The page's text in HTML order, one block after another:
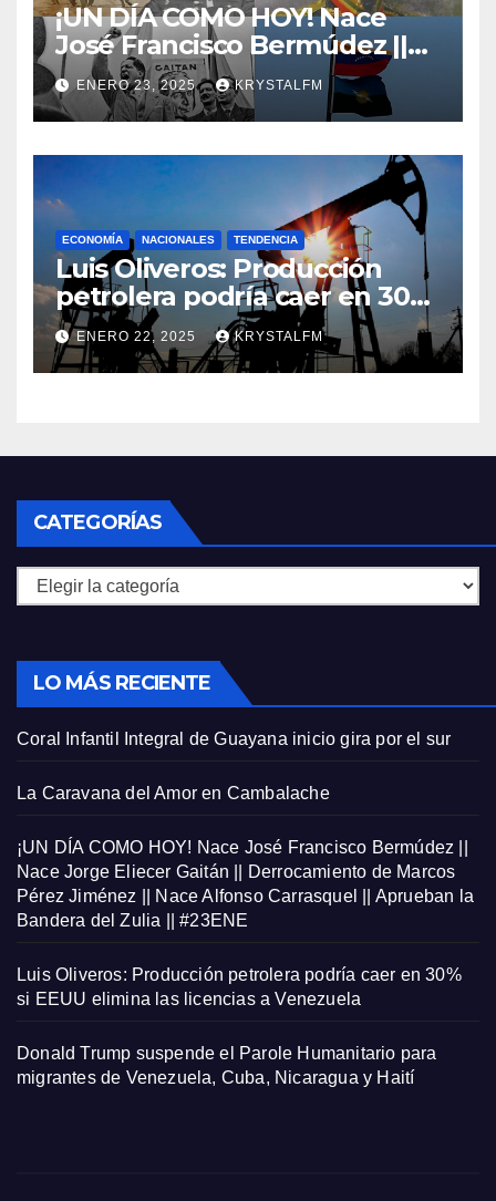
¡UN DÍA COMO HOY! Nace
José Francisco Bermúdez ||
Nace Jorge Eliecer Gaitán ||
Derrocamiento de Marcos
Pérez Jiménez || Nace
Alfonso Carrasquel ||
Aprueban la Bandera del
Zulia || #23ENE
ENERO 23, 2025 KRYSTALFM
ECONOMÍA NACIONALES TENDENCIA
Luis Oliveros: Producción
petrolera podría caer en 30%
si EEUU elimina las licencias a
Venezuela
ENERO 22, 2025 KRYSTALFM
CATEGORÍAS
Categorías
LO MÁS RECIENTE
Coral Infantil Integral de Guayana inicio gira por el sur
La Caravana del Amor en Cambalache
¡UN DÍA COMO HOY! Nace José Francisco Bermúdez ||
Nace Jorge Eliecer Gaitán || Derrocamiento de Marcos
Pérez Jiménez || Nace Alfonso Carrasquel || Aprueban la
Bandera del Zulia || #23ENE
Luis Oliveros: Producción petrolera podría caer en 30%
si EEUU elimina las licencias a Venezuela
Donald Trump suspende el Parole Humanitario para
migrantes de Venezuela, Cuba, Nicaragua y Haití